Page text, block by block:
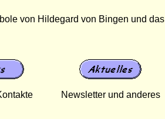
von Hildegard von Bingen und das
Newsletter und anderes